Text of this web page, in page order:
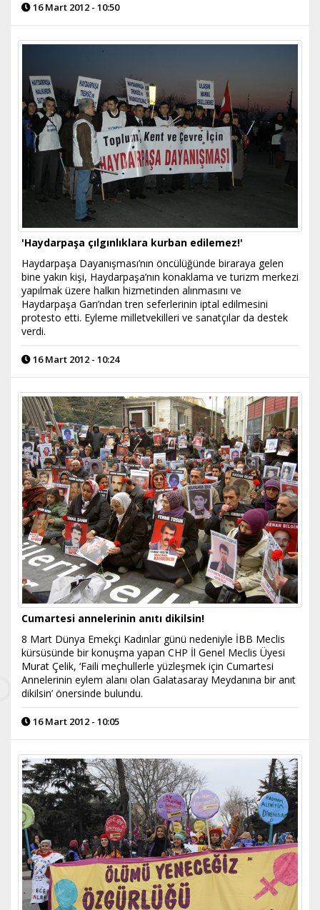
16 Mart 2012 - 10:50
'Haydarpaşa çılgınlıklara kurban edilemez!'
Haydarpaşa Dayanışması’nın öncülüğünde biraraya gelen
bine yakın kişi, Haydarpaşa’nın konaklama ve turizm merkezi
yapılmak üzere halkın hizmetinden alınmasını ve
Haydarpaşa Garı’ndan tren seferlerinin iptal edilmesini
protesto etti. Eyleme milletvekilleri ve sanatçılar da destek
verdi.
16 Mart 2012 - 10:24
Cumartesi annelerinin anıtı dikilsin!
8 Mart Dünya Emekçi Kadınlar günü nedeniyle İBB Meclis
kürsüsünde bir konuşma yapan CHP İl Genel Meclis Üyesi
Murat Çelik, ‘Faili meçhullerle yüzleşmek için Cumartesi
Annelerinin eylem alanı olan Galatasaray Meydanına bir anıt
dikilsin’ önersinde bulundu.
16 Mart 2012 - 10:05